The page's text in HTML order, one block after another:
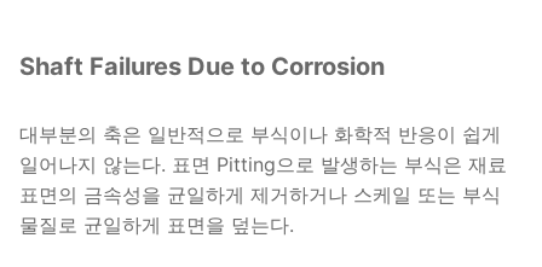
Shaft Failures Due to Corrosion
대부분의 축은 일반적으로 부식이나 화학적 반응이 쉽게
일어나지 않는다. 표면 Pitting으로 발생하는 부식은 재료
표면의 금속성을 균일하게 제거하거나 스케일 또는 부식
물질로 균일하게 표면을 덮는다.